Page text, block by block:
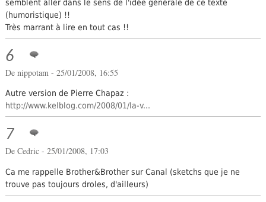
semblent aller dans le sens de l'idée générale de ce texte
(humoristique) !!
Très marrant à lire en tout cas !!
6
De nippotam - 25/01/2008, 16:55
Autre version de Pierre Chapaz :
http://www.kelblog.com/2008/01/la-v...
7
De Cedric - 25/01/2008, 17:03
Ca me rappelle Brother&Brother sur Canal (sketchs que je ne
trouve pas toujours droles, d'ailleurs)